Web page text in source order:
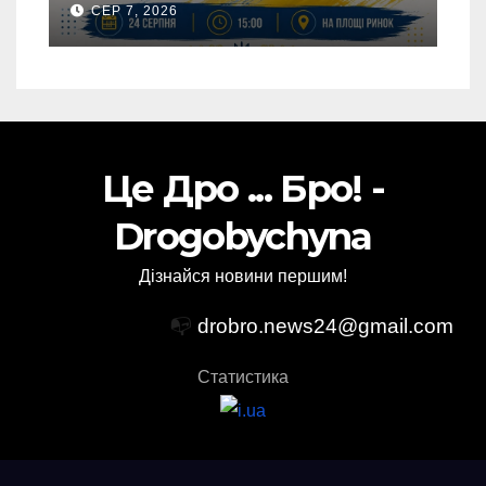
клубів громадии
СЕР 7, 2026
Це Дро ... Бро! -
Drogobychyna
Дізнайся новини першим!
📭 drobro.news24@gmail.com
Статистика